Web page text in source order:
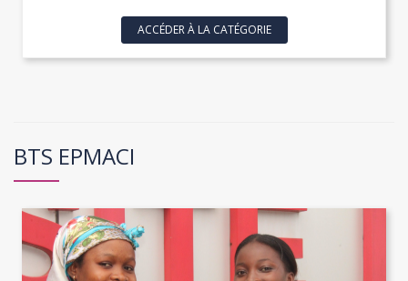
ACCÉDER À LA CATÉGORIE
BTS EPMACI